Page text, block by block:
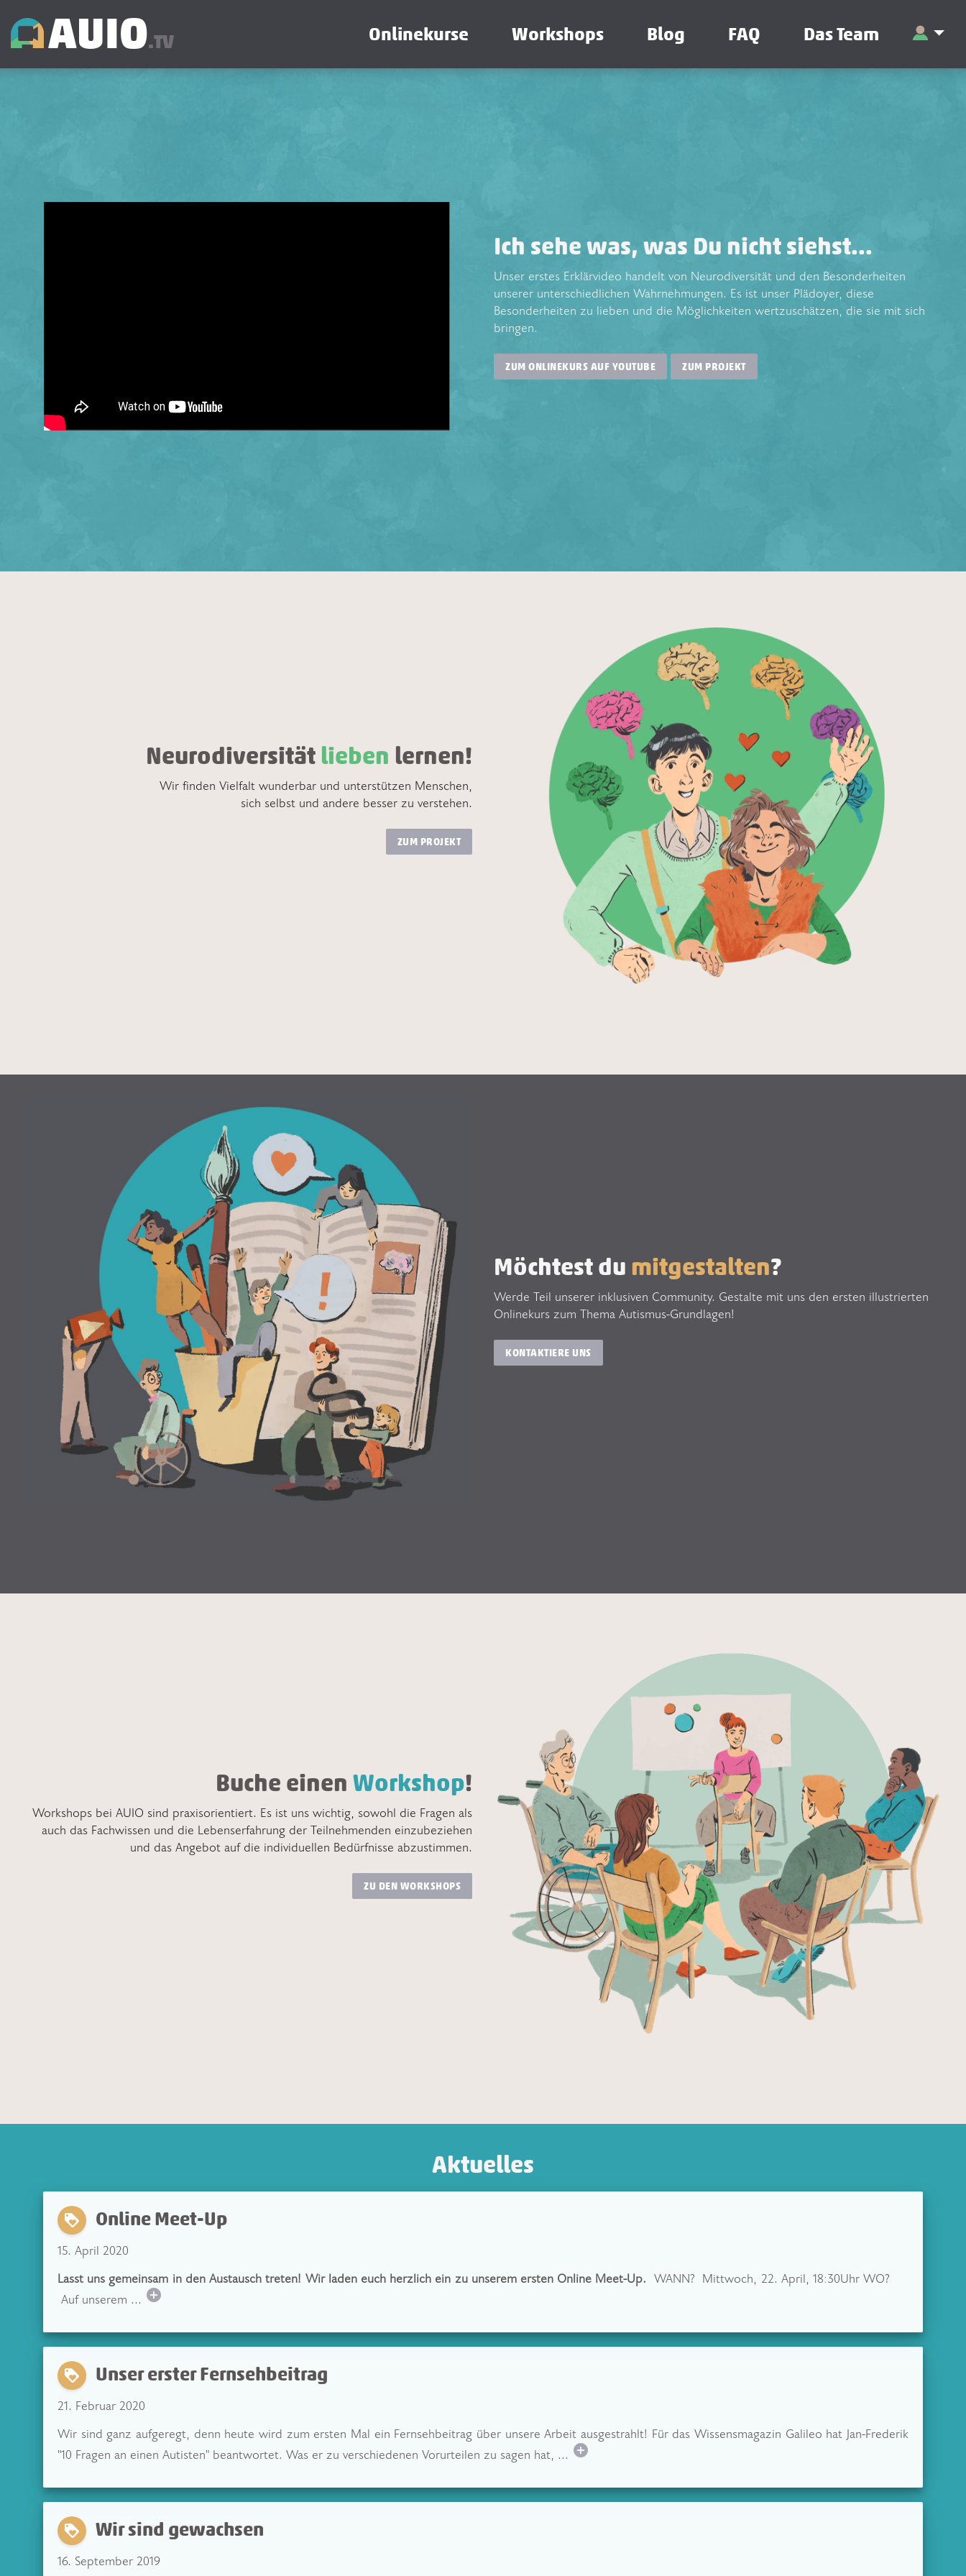
AUIO.TV Onlinekurse Workshops Blog FAQ Das Team
Ich sehe was, was Du nicht siehst...
Unser erstes Erklärvideo handelt von Neurodiversität und den Besonderheiten
unserer unterschiedlichen Wahrnehmungen. Es ist unser Plädoyer, diese
Besonderheiten zu lieben und die Möglichkeiten wertzuschätzen, die sie mit sich
bringen.
ZUM ONLINEKURS AUF YOUTUBE ZUM PROJEKT
Neurodiversität lieben lernen!
Wir finden Vielfalt wunderbar und unterstützen Menschen,
sich selbst und andere besser zu verstehen.
ZUM PROJEKT
Möchtest du mitgestalten?
Werde Teil unserer inklusiven Community. Gestalte mit uns den ersten illustrierten
Onlinekurs zum Thema Autismus-Grundlagen!
KONTAKTIERE UNS
Buche einen Workshop!
Workshops bei AUIO sind praxisorientiert. Es ist uns wichtig, sowohl die Fragen als
auch das Fachwissen und die Lebenserfahrung der Teilnehmenden einzubeziehen
und das Angebot auf die individuellen Bedürfnisse abzustimmen.
ZU DEN WORKSHOPS
Aktuelles
loyalty Online Meet-Up
15. April 2020
Lasst uns gemeinsam in den Austausch treten! Wir laden euch herzlich ein zu unserem ersten Online Meet-Up. WANN? Mittwoch, 22. April, 18:30Uhr WO?
Auf unserem ... add_circle
loyalty Unser erster Fernsehbeitrag
21. Februar 2020
Wir sind ganz aufgeregt, denn heute wird zum ersten Mal ein Fernsehbeitrag über unsere Arbeit ausgestrahlt! Für das Wissensmagazin Galileo hat Jan-Frederik
"10 Fragen an einen Autisten" beantwortet. Was er zu verschiedenen Vorurteilen zu sagen hat, ... add_circle
loyalty Wir sind gewachsen
16. September 2019